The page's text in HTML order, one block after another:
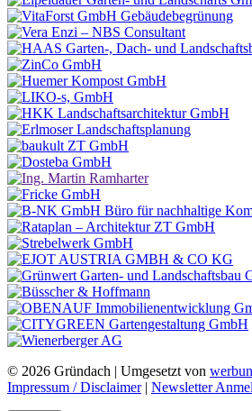
© 2026 Gründach | Umgesetzt von
Impressum / Disclaimer| Newsletter